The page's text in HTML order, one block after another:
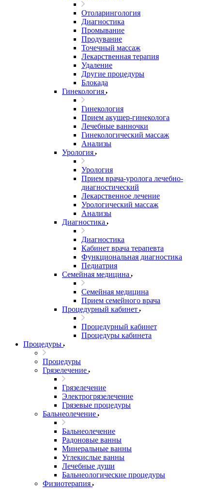
Отоларингология
Диагностика
Промывание
Продувание
Точечный массаж
Лекарственная терапия
Удаление
Другие процедуры
Блокада
Гинекология
Гинекология
Прием акушер-гинеколога
Лечебные ванночки
Гинекологический массаж
Анализы
Урология
Урология
Прием врача-уролога лечебно-
диагностический
Лекарственное лечение
Урологический массаж
Анализы
Диагностика
Диагностика
Кабинет врача терапевта
Функциональная диагностика
Педиатрия
Семейная медицина
Семейная медицина
Прием семейного врача
Процедурный кабинет
Процедурный кабинет
Процедуры кабинета
Процедуры
Процедуры
Грязелечение
Грязелечение
Электрогрязелечение
Грязевые процедуры
Бальнеолечение
Бальнеолечение
Радоновые ванны
Минеральные ванны
Углекислые ванны
Лечебные души
Бальнеологические процедуры
Физиотерапия